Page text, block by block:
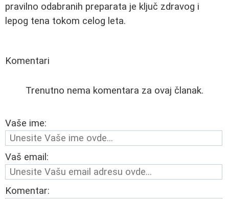
pravilno odabranih preparata je ključ zdravog i
lepog tena tokom celog leta.
Komentari
Trenutno nema komentara za ovaj članak.
Vaše ime:
Vaš email:
Komentar: